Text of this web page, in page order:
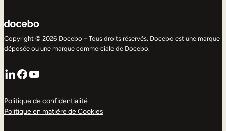
Copyright © 2026 Docebo – Tous droits réservés. Docebo est une marque
déposée ou une marque commerciale de Docebo.
LinkedIn
Facebook
YouTube
Politique de confidentialité
Politique en matière de Cookies